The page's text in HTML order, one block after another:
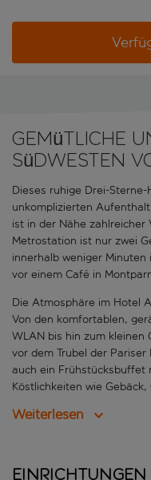
Gemütliche
Südwesten
Dieses ruhige Drei-
unkomplizierten
ist in der Nähe zahlreicher
Metrostation ist nur zwei
innerhalb weniger
vor einem Café in
Die Atmosphäre im Hotel
Von den komfortablen,
WLAN bis hin zum
vor dem Trubel der
auch ein Frühstücksbuffet
Köstlichkeiten wie
Weiterlesen
Einrichtungen